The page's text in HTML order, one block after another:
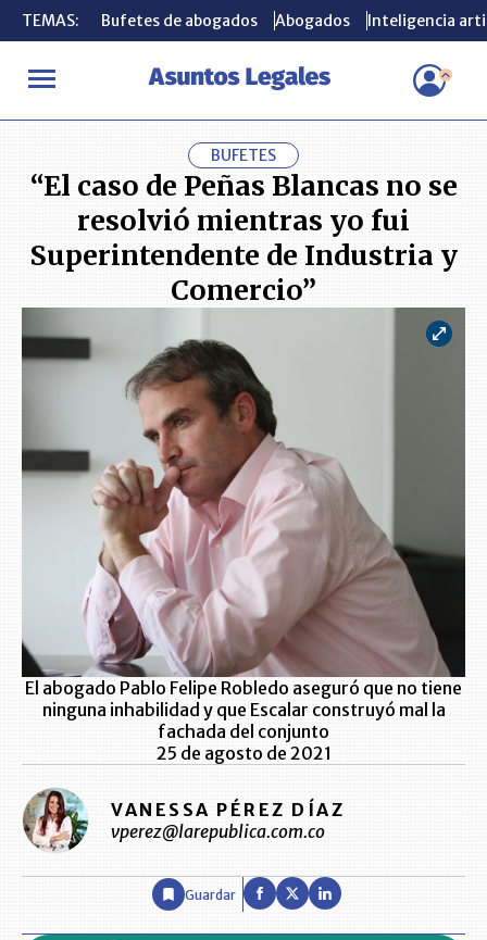
TEMAS: Bufetes de abogados Abogados Inteligencia
INICIO ACTUALIDAD “El caso de Peñas Blancas no se
TEMAS: Bufetes de abogados Abogados Inteligencia
BUFETES
“El caso de Peñas Blancas no se
resolvió mientras yo fui
Superintendente de Industria y
Comercio”
El abogado Pablo Felipe Robledo aseguró que no tiene
ninguna inhabilidad y que Escalar construyó mal la
fachada del conjunto
25 de agosto de 2021
VANESSA PÉREZ DÍAZ
vperez@larepublica.com.co
Guardar